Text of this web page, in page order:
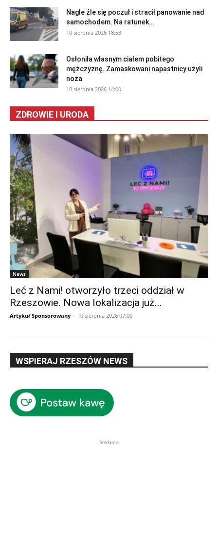
Nagle źle się poczuł i stracił panowanie nad
samochodem. Na ratunek...
10 sierpnia 2026 18:53
Osłoniła własnym ciałem pobitego
mężczyznę. Zamaskowani napastnicy użyli
noża
10 sierpnia 2026 14:00
ZDROWIE I URODA
News
Leć z Nami! otworzyło trzeci oddział w
Rzeszowie. Nowa lokalizacja już...
Artykuł Sponsorowany - 10 sierpnia 2026 07:00
WSPIERAJ RZESZÓW NEWS
Reklama